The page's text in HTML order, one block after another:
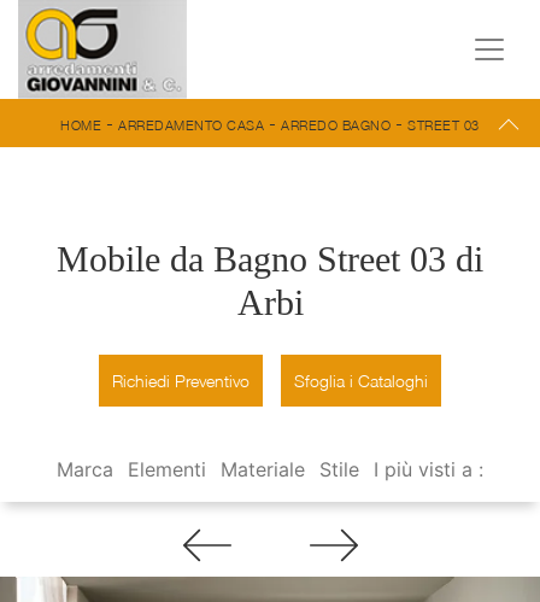
HOME -ARREDAMENTO CASA -ARREDO BAGNO -STREET 03
Mobile da Bagno Street 03 di
Arbi
Richiedi Preventivo Sfoglia i Cataloghi
Marca Elementi Materiale Stile I più visti a :